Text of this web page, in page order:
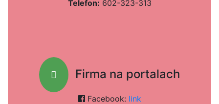
Telefon: 602-323-313
Firma na portalach
Facebook: link